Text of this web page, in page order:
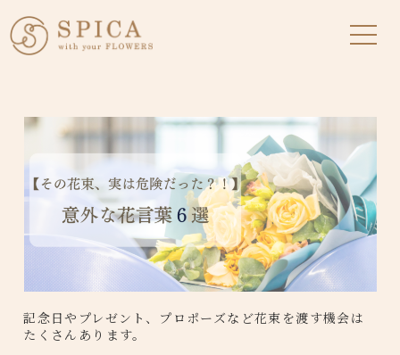
記念日やプレゼント、プロポーズなど花束を渡す機会は
たくさんあります。